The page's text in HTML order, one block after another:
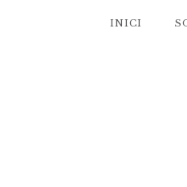
INICI